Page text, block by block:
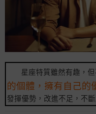
星座特質雖然有趣，
的個體，擁有自己的
發揮優勢，改進不足，不